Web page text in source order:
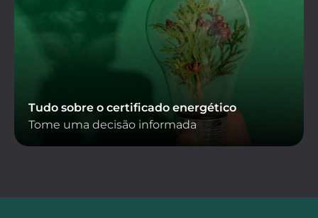
Tudo sobre o certificado energético
Tome uma decisão informada